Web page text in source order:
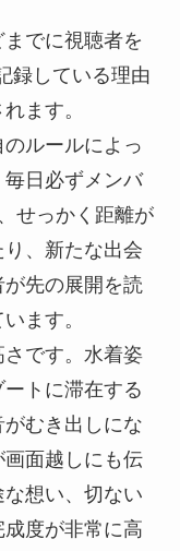
でに視聴者を
録している理由
ます。
ルールによっ
日必ずメンバ
せっかく距離が
、新たな出会
先の展開を読
ます。
です。水着姿
トに滞在する
むき出しにな
画面越しにも伝
想い、切ない
度が非常に高